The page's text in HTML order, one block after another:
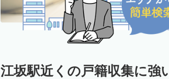
江坂駅近くの戸籍収集に強